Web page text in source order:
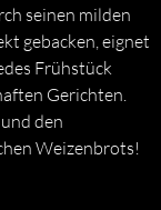
seinen milden
gebacken, eignet
Frühstück
Gerichten.
den
Weizenbrots!